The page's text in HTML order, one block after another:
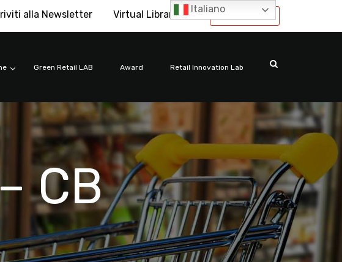
International
alla Newsletter Virtual Library
Green Retail LAB Award Retail Innovation Lab
CB
Italiano